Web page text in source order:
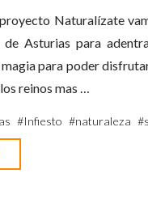
Naturalízate
Asturias para
para poder
reinos mas …
#Infiesto #naturaleza #
mundo